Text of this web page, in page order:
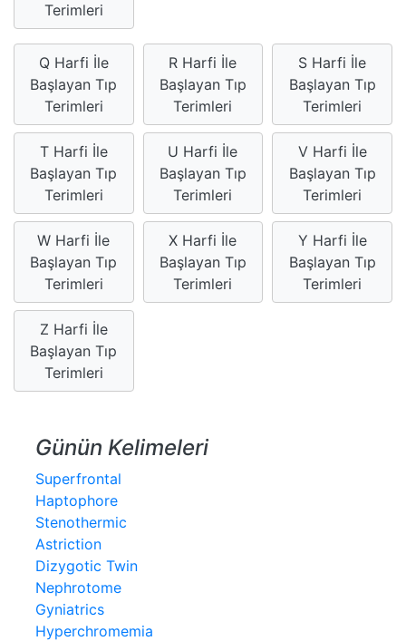
Terimleri
Q Harfi İle
Başlayan Tıp
Terimleri
R Harfi İle
Başlayan Tıp
Terimleri
S Harfi İle
Başlayan Tıp
Terimleri
T Harfi İle
Başlayan Tıp
Terimleri
U Harfi İle
Başlayan Tıp
Terimleri
V Harfi İle
Başlayan Tıp
Terimleri
W Harfi İle
Başlayan Tıp
Terimleri
X Harfi İle
Başlayan Tıp
Terimleri
Y Harfi İle
Başlayan Tıp
Terimleri
Z Harfi İle
Başlayan Tıp
Terimleri
Günün Kelimeleri
Superfrontal
Haptophore
Stenothermic
Astriction
Dizygotic Twin
Nephrotome
Gyniatrics
Hyperchromemia